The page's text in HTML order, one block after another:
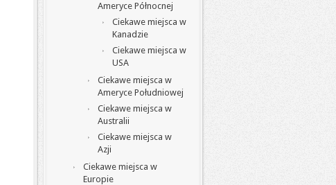
Ameryce Północnej
Ciekawe miejsca w
Kanadzie
Ciekawe miejsca w
USA
Ciekawe miejsca w
Ameryce Południowej
Ciekawe miejsca w
Australii
Ciekawe miejsca w
Azji
Ciekawe miejsca w
Europie